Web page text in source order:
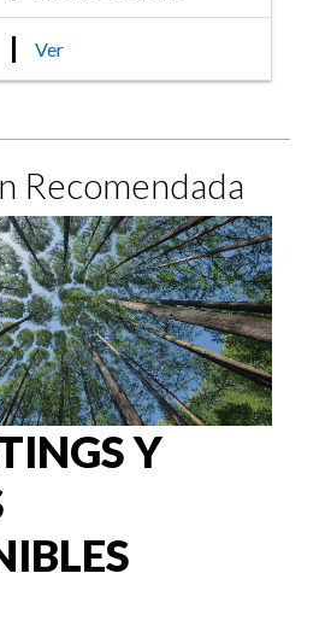
Ver
Recomendada
Y